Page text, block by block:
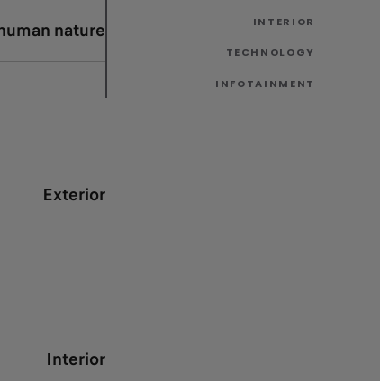
INTERIOR
TECHNOLOGY
INFOTAINMENT
nature
Exterior
Interior